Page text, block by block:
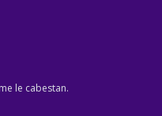
le cabestan.